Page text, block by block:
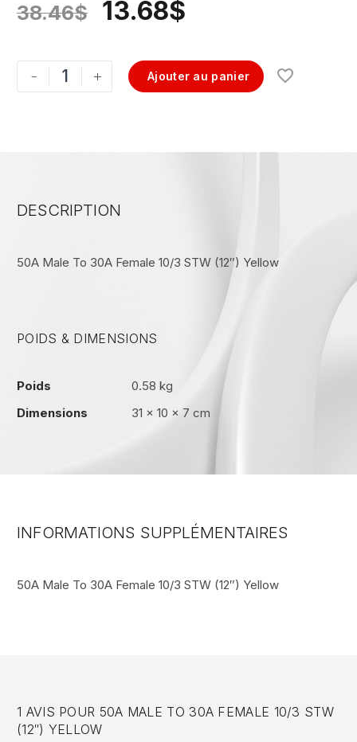
38.46$ 13.68$
- + Ajouter au panier
DESCRIPTION
50A Male To 30A Female 10/3 STW (12″) Yellow
POIDS & DIMENSIONS
Poids
0.58 kg
Dimensions
31 × 10 × 7 cm
INFORMATIONS SUPPLÉMENTAIRES
50A Male To 30A Female 10/3 STW (12″) Yellow
1 AVIS POUR 50A MALE TO 30A FEMALE 10/3 STW
(12″) YELLOW